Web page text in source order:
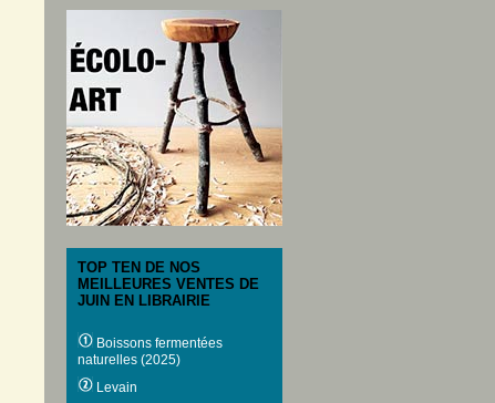
TOP TEN DE NOS
MEILLEURES VENTES DE
JUIN EN LIBRAIRIE
Boissons fermentées
naturelles (2025)
Levain